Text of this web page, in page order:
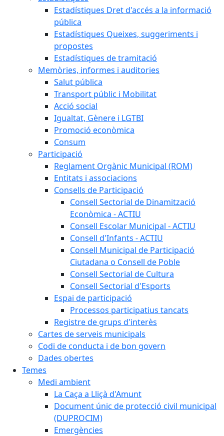
Estadístiques Dret d'accés a la informació
pública
Estadístiques Queixes, suggeriments i
propostes
Estadístiques de tramitació
Memòries, informes i auditories
Salut pública
Transport públic i Mobilitat
Acció social
Igualtat, Gènere i LGTBI
Promoció econòmica
Consum
Participació
Reglament Orgànic Municipal (ROM)
Entitats i associacions
Consells de Participació
Consell Sectorial de Dinamització
Econòmica - ACTIU
Consell Escolar Municipal - ACTIU
Consell d'Infants - ACTIU
Consell Municipal de Participació
Ciutadana o Consell de Poble
Consell Sectorial de Cultura
Consell Sectorial d'Esports
Espai de participació
Processos participatius tancats
Registre de grups d'interès
Cartes de serveis municipals
Codi de conducta i de bon govern
Dades obertes
Temes
Medi ambient
La Caça a Lliçà d'Amunt
Document únic de protecció civil municipal
(DUPROCIM)
Emergències